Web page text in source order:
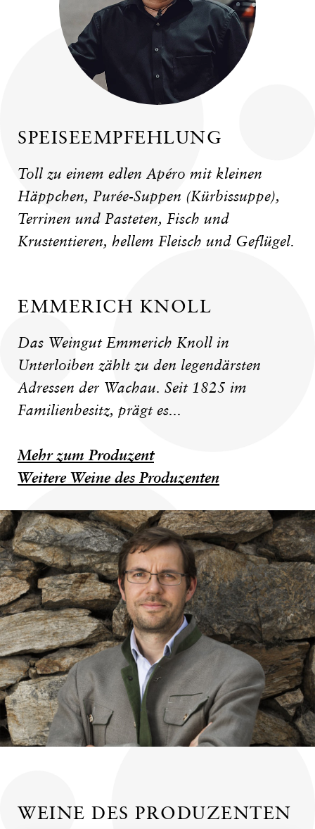
SPEISEEMPFEHLUNG
Toll zu einem edlen Apéro mit kleinen
Häppchen, Purée-Suppen (Kürbissuppe),
Terrinen und Pasteten, Fisch und
Krustentieren, hellem Fleisch und Geflügel.
EMMERICH KNOLL
Das Weingut Emmerich Knoll in
Unterloiben zählt zu den legendärsten
Adressen der Wachau. Seit 1825 im
Familienbesitz, prägt es...
Mehr zum Produzent
Weitere Weine des Produzenten
WEINE DES PRODUZENTEN